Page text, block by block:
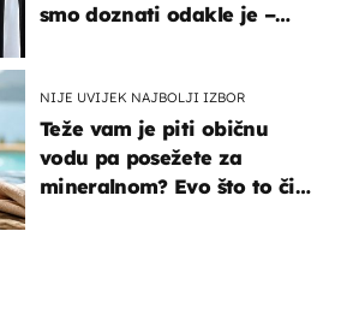
smo doznati odakle je –
NIJE UVIJEK NAJBOLJI IZBOR
Teže vam je piti običnu
vodu pa posežete za
mineralnom? Evo što to čini